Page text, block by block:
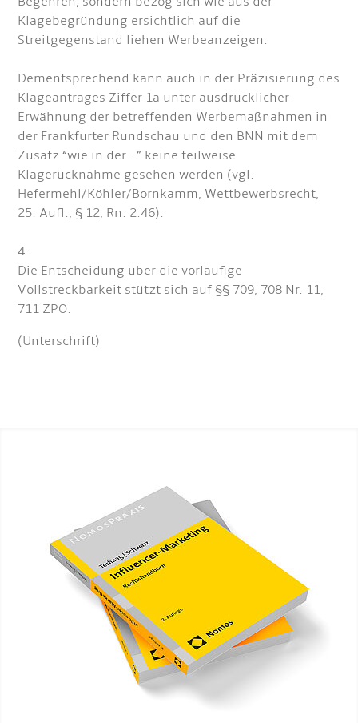
Klagebegründung ersichtlich auf die
Streitgegenstand liehen Werbeanzeigen.
Dementsprechend kann auch in der Präzisierung des
Klageantrages Ziffer 1a unter ausdrücklicher
Erwähnung der betreffenden Werbemaßnahmen in
der Frankfurter Rundschau und den BNN mit dem
Zusatz “wie in der…” keine teilweise
Klagerücknahme gesehen werden (vgl.
Hefermehl/Köhler/Bornkamm, Wettbewerbsrecht,
25. Aufl., § 12, Rn. 2.46).
4.
Die Entscheidung über die vorläufige
Vollstreckbarkeit stützt sich auf §§ 709, 708 Nr. 11,
711 ZPO.
(Unterschrift)